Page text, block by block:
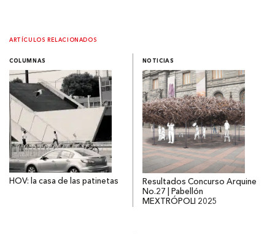
ARTÍCULOS RELACIONADOS
COLUMNAS
HOV: la casa de las patinetas
NOTICIAS
Resultados Concurso Arquine
No.27 | Pabellón
MEXTRÓPOLI 2025